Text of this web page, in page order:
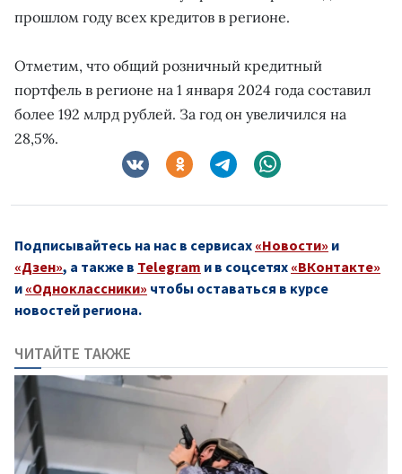
прошлом году всех кредитов в регионе.
Отметим, что общий розничный кредитный
портфель в регионе на 1 января 2024 года составил
более 192 млрд рублей. За год он увеличился на
28,5%.
Подписывайтесь на нас в сервисах «Новости» и
«Дзен», а также в Telegram и в соцсетях «ВКонтакте»
и «Одноклассники» чтобы оставаться в курсе
новостей региона.
ЧИТАЙТЕ ТАКЖЕ